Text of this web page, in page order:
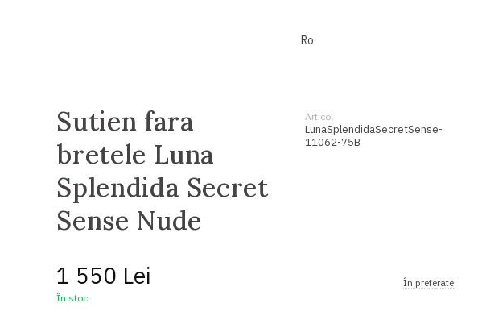
Ro
Sutien fara
bretele Luna
Splendida Secret
Sense Nude
Articol
LunaSplendidaSecretSense-
11062-75B
1 550 Lei
În stoc
În preferate